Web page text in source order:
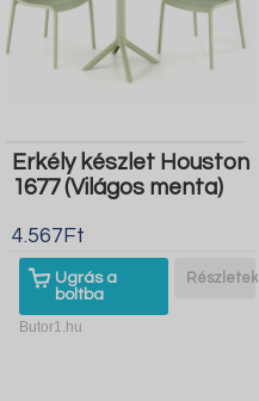
Erkély készlet Houston
1677 (Világos menta)
4.567Ft
Ugrás a
boltba
Részletek
Butor1.hu